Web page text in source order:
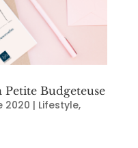
Petite Budgeteuse
2020 | Lifestyle,